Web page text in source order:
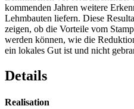
kommenden Jahren weitere
Lehmbauten liefern. Diese
zeigen, ob die Vorteile vom
werden können, wie die
ein lokales Gut ist und nicht
Details
Realisation